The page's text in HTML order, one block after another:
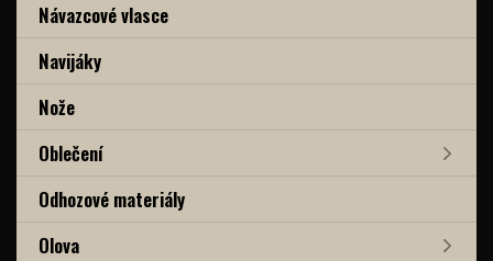
Návazcové vlasce
Navijáky
Nože
Oblečení
Odhozové materiály
Olova